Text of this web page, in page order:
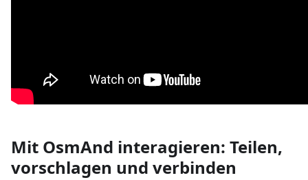
Mit OsmAnd interagieren: Teilen,
vorschlagen und verbinden